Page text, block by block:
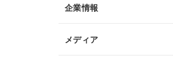
企業情報
メディア